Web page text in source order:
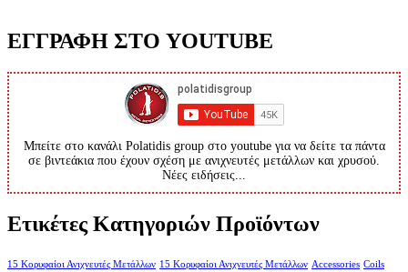
ΕΓΓΡΑΦΗ ΣΤΟ YOUTUBE
Μπείτε στο κανάλι Polatidis group στο youtube για να δείτε τα πάντα
σε βιντεάκια που έχουν σχέση με ανιχνευτές μετάλλων και χρυσού.
Νέες ειδήσεις...
Ετικέτες Κατηγοριών Προϊόντων
15 Κορυφαίοι Ανιχνευτές Μετάλλων 15 Κορυφαίοι Ανιχνευτές Μετάλλων Accessories Coils